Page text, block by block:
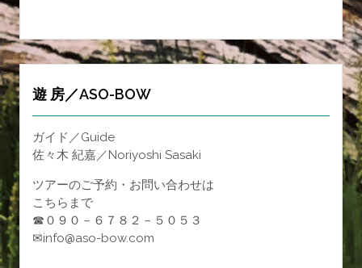
遊 房／ASO-BOW
ガイド／Guide
佐々木 紀嘉／Noriyoshi Sasaki
ツアーのご予約・お問い合わせは
こちらまで
☎０９０－６７８２－５０５３
✉info@aso-bow.com